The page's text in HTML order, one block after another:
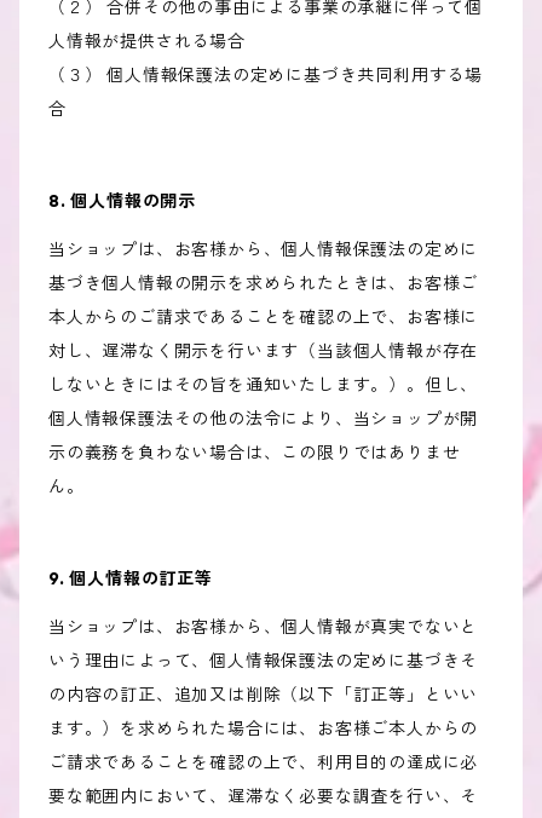
（２） 合併その他の事由による事業の承継に伴って個
人情報が提供される場合
（３） 個人情報保護法の定めに基づき共同利用する場
合
8. 個人情報の開示
当ショップは、お客様から、個人情報保護法の定めに
基づき個人情報の開示を求められたときは、お客様ご
本人からのご請求であることを確認の上で、お客様に
対し、遅滞なく開示を行います（当該個人情報が存在
しないときにはその旨を通知いたします。）。但し、
個人情報保護法その他の法令により、当ショップが開
示の義務を負わない場合は、この限りではありませ
ん。
9. 個人情報の訂正等
当ショップは、お客様から、個人情報が真実でないと
いう理由によって、個人情報保護法の定めに基づきそ
の内容の訂正、追加又は削除（以下「訂正等」といい
ます。）を求められた場合には、お客様ご本人からの
ご請求であることを確認の上で、利用目的の達成に必
要な範囲内において、遅滞なく必要な調査を行い、そ